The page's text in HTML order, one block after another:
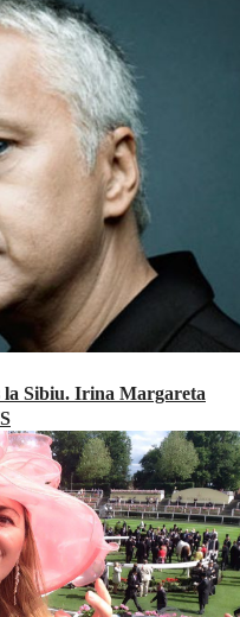
Sibiu. Irina Margareta